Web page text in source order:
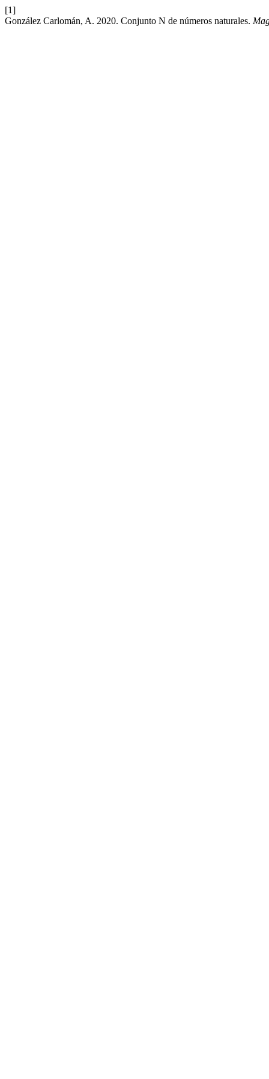
[1]
González Carlomán, A. 2020. Conjunto N de números naturales.